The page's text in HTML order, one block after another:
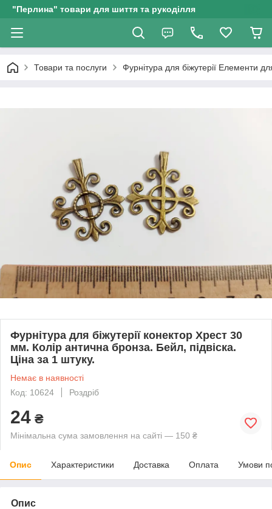
"Перлина" товари для шиття та рукоділля
Товари та послуги Фурнітура для біжутерії Елементи
Фурнітура для біжутерії конектор Хрест 30
мм. Колір антична бронза. Бейл, підвіска.
Ціна за 1 штуку.
Немає в наявності
Код: 10624
Роздріб
24 ₴
Мінімальна сума замовлення на сайті — 150 ₴
Опис Характеристики Доставка Оплата Умови
Опис